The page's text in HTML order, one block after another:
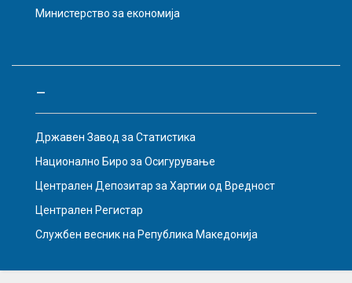
Министерство за економија
–
Државен Завод за Статистика
Национално Биро за Осигурување
Централен Депозитар за Хартии од Вредност
Централен Регистар
Службен весник на Република Македонија